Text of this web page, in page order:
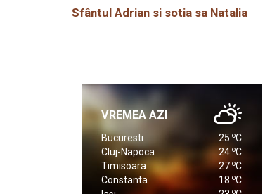
Sfântul Adrian si sotia sa Natalia
VREMEA AZI
Bucuresti 25 oC
Cluj-Napoca
24 oC
Timisoara
27oC
Constanta
18 oC
o